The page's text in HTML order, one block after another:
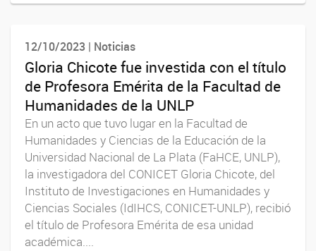
12/10/2023 | Noticias
Gloria Chicote fue investida con el título
de Profesora Emérita de la Facultad de
Humanidades de la UNLP
En un acto que tuvo lugar en la Facultad de
Humanidades y Ciencias de la Educación de la
Universidad Nacional de La Plata (FaHCE, UNLP),
la investigadora del CONICET Gloria Chicote, del
Instituto de Investigaciones en Humanidades y
Ciencias Sociales (IdIHCS, CONICET-UNLP), recibió
el título de Profesora Emérita de esa unidad
académica....